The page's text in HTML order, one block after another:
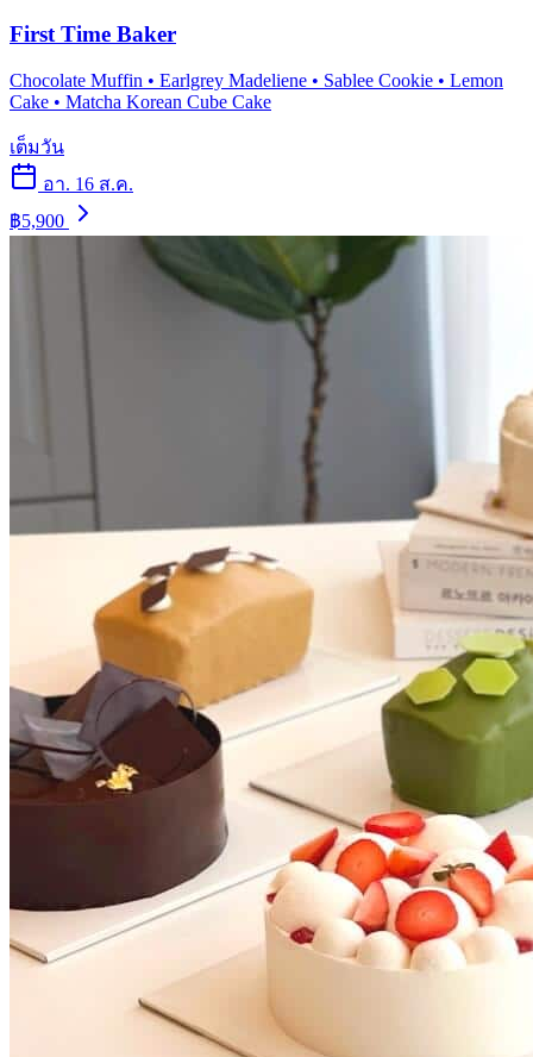
First Time Baker
Chocolate Muffin • Earlgrey Madeliene • Sablee Cookie • Lemon
Cake • Matcha Korean Cube Cake
เต็มวัน
อา. 16 ส.ค.
฿5,900